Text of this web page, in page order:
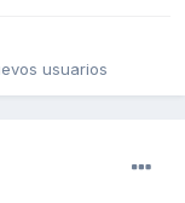
usuarios